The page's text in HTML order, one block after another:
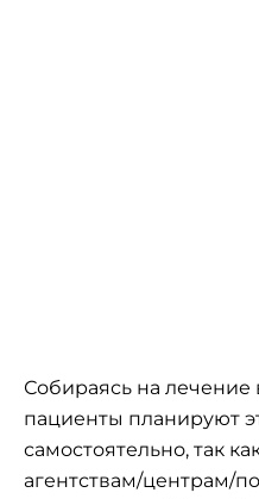
Собираясь на
пациенты планируют
самостоятельно, так
агентствам/центрам/